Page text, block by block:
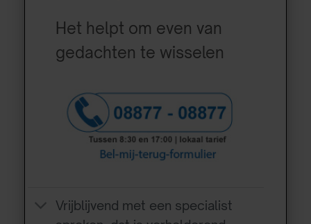
Het helpt om even van
gedachten te wisselen
Vrijblijvend met een specialist